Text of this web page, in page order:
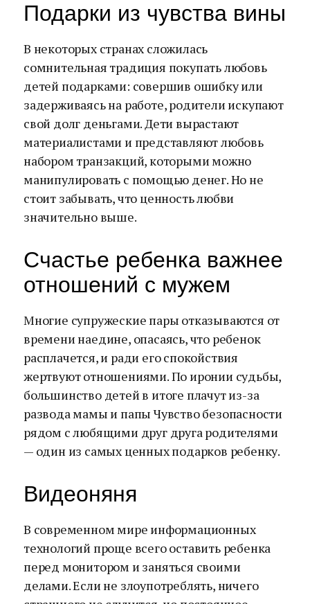
Подарки из чувства вины
В некоторых странах сложилась
сомнительная традиция покупать любовь
детей подарками: совершив ошибку или
задерживаясь на работе, родители искупают
свой долг деньгами. Дети вырастают
материалистами и представляют любовь
набором транзакций, которыми можно
манипулировать с помощью денег. Но не
стоит забывать, что ценность любви
значительно выше.
Счастье ребенка важнее
отношений с мужем
Многие супружеские пары отказываются от
времени наедине, опасаясь, что ребенок
расплачется, и ради его спокойствия
жертвуют отношениями. По иронии судьбы,
большинство детей в итоге плачут из-за
развода мамы и папы Чувство безопасности
рядом с любящими друг друга родителями
— один из самых ценных подарков ребенку.
Видеоняня
В современном мире информационных
технологий проще всего оставить ребенка
перед монитором и заняться своими
делами. Если не злоупотреблять, ничего